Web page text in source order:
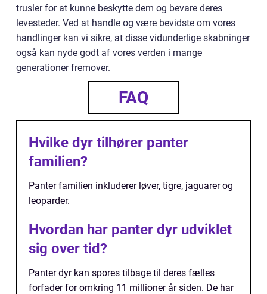
trusler for at kunne beskytte dem og bevare deres
levesteder. Ved at handle og være bevidste om vores
handlinger kan vi sikre, at disse vidunderlige skabninger
også kan nyde godt af vores verden i mange
generationer fremover.
FAQ
Hvilke dyr tilhører panter
familien?
Panter familien inkluderer løver, tigre, jaguarer og
leoparder.
Hvordan har panter dyr udviklet
sig over tid?
Panter dyr kan spores tilbage til deres fælles
forfader for omkring 11 millioner år siden. De har